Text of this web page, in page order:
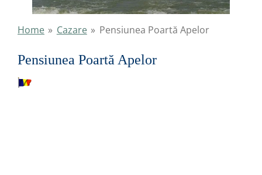
Home » Cazare » Pensiunea Poartă Apelor
Pensiunea Poartă Apelor